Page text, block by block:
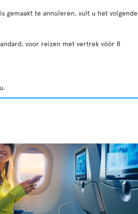
gemaakt te annuleren, vult u het volgende
voor reizen met vertrek vóór 8